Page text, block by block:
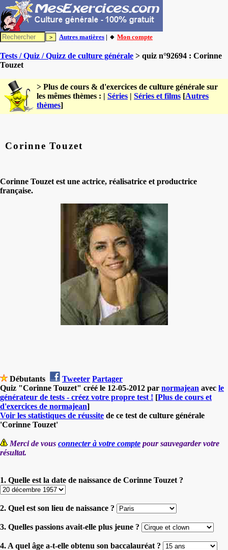
Autres matières | 🔸 Mon compte
Tests / Quiz / Quizz de culture générale > quiz n°92694 : Corinne
Touzet
> Plus de cours & d'exercices de culture générale sur
les mêmes thèmes : | Séries | Séries et films [Autres
thèmes]
Corinne Touzet
Corinne Touzet est une actrice, réalisatrice et productrice
française.
Débutants Tweeter Partager
Quiz "Corinne Touzet" créé le 12-05-2012 par normajean avec le
générateur de tests - créez votre propre test ! [Plus de cours et
d'exercices de normajean]
Voir les statistiques de réussite de ce test de culture générale
'Corinne Touzet'
Merci de vous connecter à votre compte pour sauvegarder votre
résultat.
1. Quelle est la date de naissance de Corinne Touzet ?
2. Quel est son lieu de naissance ?
3. Quelles passions avait-elle plus jeune ?
4. A quel âge a-t-elle obtenu son baccalauréat ?